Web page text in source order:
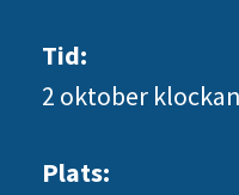
Tid:
2 oktober
Plats: